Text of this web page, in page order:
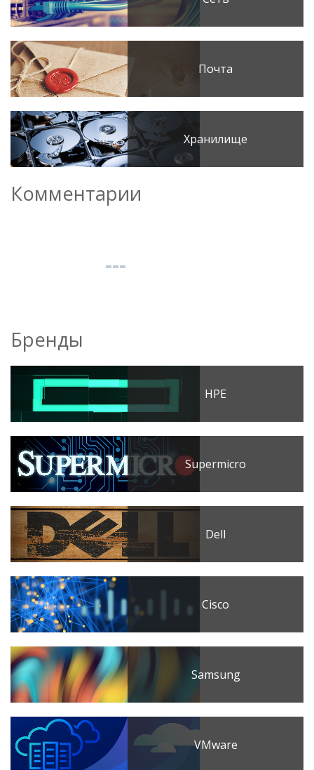
Почта
Хранилище
Комментарии
Бренды
HPE
Supermicro
Dell
Cisco
Samsung
VMware